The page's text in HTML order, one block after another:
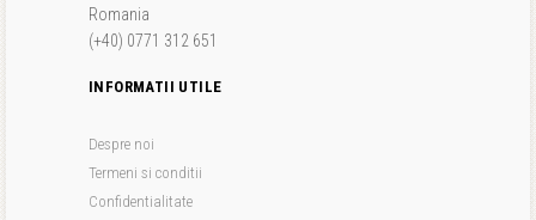
Romania
(+40) 0771 312 651
INFORMATII UTILE
Despre noi
Termeni si conditii
Confidentialitate